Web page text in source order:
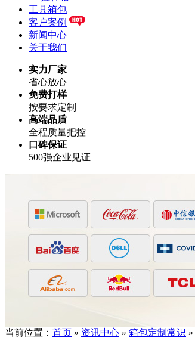
工具箱包
客户案例
新闻中心
关于我们
实力厂家
省心放心
免费打样
按要求定制
高端品质
全程质量把控
口碑保证
500强企业见证
当前位置： 首页 » 资讯中心 » 箱包定制常识 »